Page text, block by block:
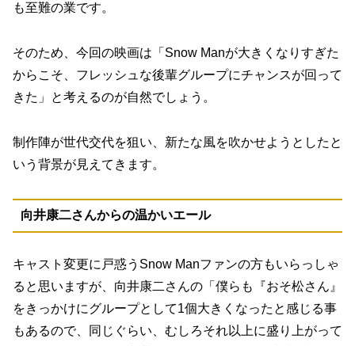
も至難の業です。
そのため、今回の映画は「Snow Manが大きくなりすぎた
からこそ、フレッシュな後輩グループにチャンスが回って
きた」と考えるのが自然でしょう。
制作陣が世代交代を狙い、新たな風を吹かせようとした と
いう背景が見えてきます。
向井康二さんからの温かいエール
キャスト変更に戸惑うSnow Manファンの方もいらっしゃ
ると思いますが、向井康二さんの「僕らも『おそ松さん』
をきっかけにグループとして1個大きくなったと感じる事
もあるので、同じぐらい、むしろそれ以上に盛り上がって